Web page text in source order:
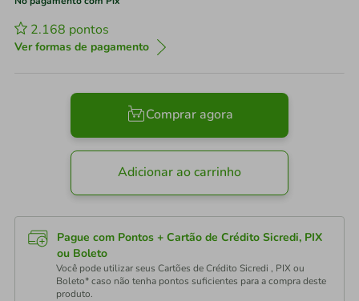
2.168 pontos
Ver formas de pagamento
Comprar agora
Adicionar ao carrinho
Pague com Pontos + Cartão de Crédito Sicredi, PIX
ou Boleto
Você pode utilizar seus Cartões de Crédito Sicredi , PIX ou
Boleto* caso não tenha pontos suficientes para a compra deste
produto.